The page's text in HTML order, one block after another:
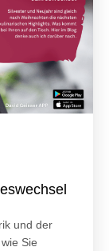
und der
Sie